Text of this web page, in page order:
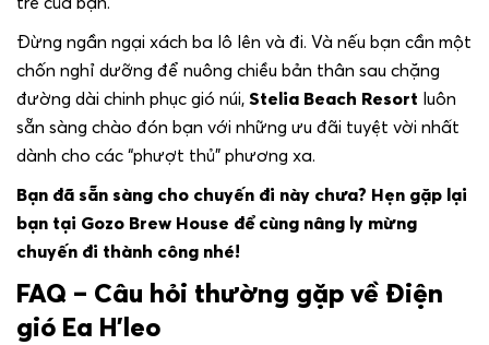
Đừng ngần ngại xách ba lô lên và đi. Và nếu bạn cần một
chốn nghỉ dưỡng để nuông chiều bản thân sau chặng
đường dài chinh phục gió núi, Stelia Beach Resort luôn
sẵn sàng chào đón bạn với những ưu đãi tuyệt vời nhất
dành cho các “phượt thủ” phương xa.
Bạn đã sẵn sàng cho chuyến đi này chưa? Hẹn gặp lại
bạn tại Gozo Brew House để cùng nâng ly mừng
chuyến đi thành công nhé!
FAQ – Câu hỏi thường gặp về Điện
gió Ea H’leo